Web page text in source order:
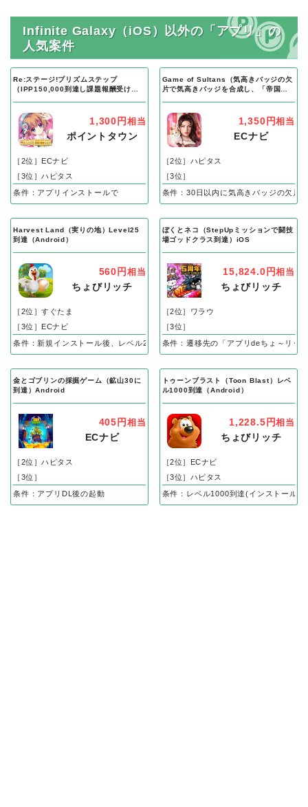
Infinite Galaxy（iOS）以外の「アプリ」の
人気案件
Re:ステージ!プリズムステップ
（IPP150,000到達し課題報酬受け取
1,300円 相当
ポイントタウン
［2位］ECナビ
［3位］ハピタス
条件：アプリインストールで
Game of Sultans（気高きバッジの欠
片で気高きバッジを合成し、「帝国五
1,350円相当
ECナビ
［2位］ハピタス
［3位］
条件：30日以内に気高きバッジの欠片
Harvest Land（実りの地）Level25
到達（Android）
560円 相当
ちょびリッチ
［2位］すぐたま
［3位］ECナビ
条件：新規インストール後、レベル25到達で成果
ぼくとネコ（StepUpミッションで闘技
場ゴッドクラス到達）iOS
15,824.0円相当
ちょびリッチ
［2位］ワラウ
［3位］
条件：遷移先の「アプリdeちょ～リッ
金とゴブリンの採掘ゲーム（鉱山30に
到達）Android
405円 相当
ECナビ
［2位］ハピタス
［3位］
条件：アプリDL後の起動
トゥーンブラスト（Toon Blast）レベ
ル1000到達（Android）
1,228.5円相当
ちょびリッチ
［2位］ECナビ
［3位］ハピタス
条件：レベル1000到達(インストール後